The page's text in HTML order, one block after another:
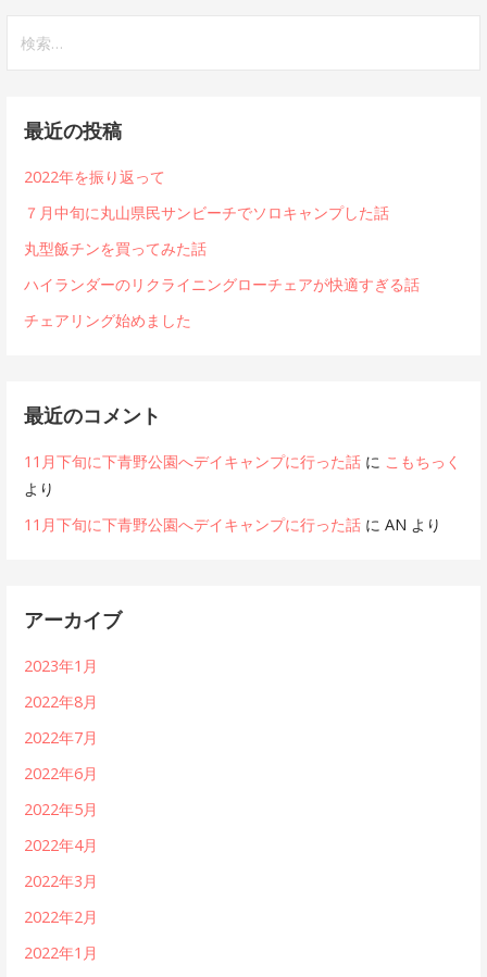
索:
最近の投稿
2022年を振り返って
７月中旬に丸山県民サンビーチでソロキャンプした話
丸型飯チンを買ってみた話
ハイランダーのリクライニングローチェアが快適すぎる話
チェアリング始めました
最近のコメント
11月下旬に下青野公園へデイキャンプに行った話 に こもちっく
より
11月下旬に下青野公園へデイキャンプに行った話 にAN より
アーカイブ
2023年1月
2022年8月
2022年7月
2022年6月
2022年5月
2022年4月
2022年3月
2022年2月
2022年1月